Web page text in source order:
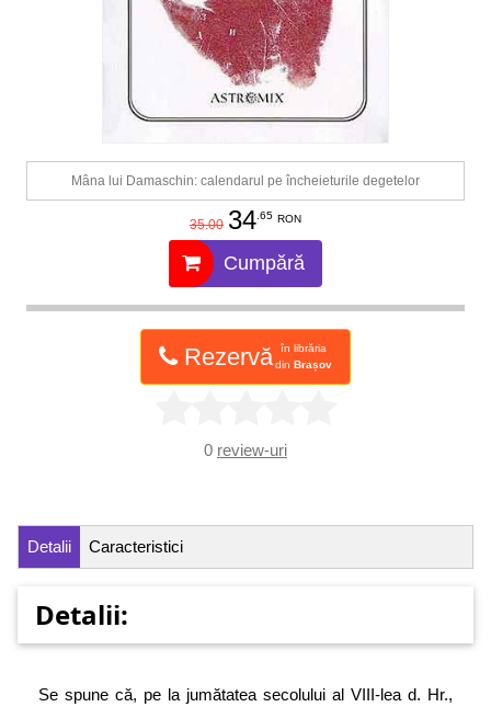
Mâna lui Damaschin: calendarul pe încheieturile degetelor
35.00 34.65 RON
Cumpără
Rezervă
în librăria
din Brașov
0 review-uri
Detalii Caracteristici
Detalii:
Se spune că, pe la jumătatea secolului al VIII-lea d. Hr.,